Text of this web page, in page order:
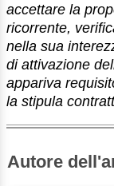
accettare la
ricorrente,
nella sua
di attivazione
appariva
la stipula
Autore